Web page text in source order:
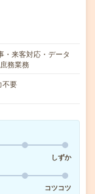
・来客対応・データ
務業務
不要
しずか
コツコツ